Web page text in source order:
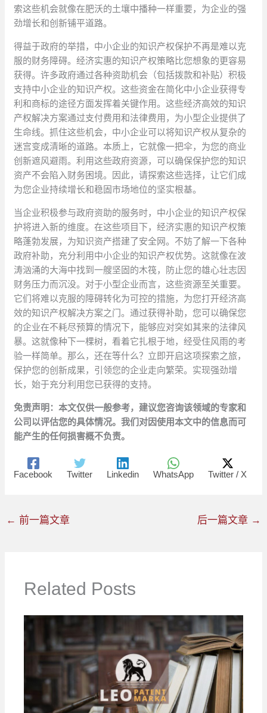
索这些机会就像在肥沃的土壤中播种一样重要，为企业的强
劲增长和创新铺平道路。
得益于政府的举措，中小企业的知识产权保护不再是难以克
服的财务障碍。经济实惠的知识产权策略比您想象的更容易
获得。许多政府通过各种资助机会（包括拨款和补贴）积极
支持中小企业的知识产权。这些资金在简化中小企业获得专
利和商标的途径方面发挥着关键作用。这些经济高效的知识
产权解决方案通过支付费用和法律费用，为小型企业提供了
生命线。抓住这些机会，中小企业可以将知识产权从复杂的
迷宫变成清晰的道路。本质上，它就像一把伞，为您的商业
创新遮风避雨。利用这些政府资源，可以确保保护您的知识
资产不会陷入财务困境。因此，请探索这些选择，让它们成
为您企业持续增长和稳固市场地位的坚实根基。
当企业积极参与政府资助的服务时，中小企业的知识产权保
护将进入新的维度。在这些项目下，经济实惠的知识产权策
略蓬勃发展，为知识资产搭建了安全网。不妨了解一下各种
政府补助，充分利用中小企业的知识产权优势。这就像在波
涛汹涌的大海中找到一艘坚固的木筏，防止您的雄心壮志因
财务压力而沉没。对于小型企业而言，这些资源至关重要。
它们将难以克服的障碍转化为可控的措施，为您打开经济高
效的知识产权解决方案之门。通过获得补助，您可以确保您
的企业在不耗尽预算的情况下，能够应对突如其来的法律风
暴。这就像种下一棵树，看着它扎根于地，经受住风雨的考
验一样简单。那么，还在等什么？立即开启这项探索之旅，
保护您的创新成果，引领您的企业走向繁荣。实现强劲增
长，始于充分利用您已获得的支持。
免责声明：本文仅供一般参考，建议您咨询该领域的专家和
公司以评估您的具体情况。我们对因使用本文中的信息而可
能产生的任何损害概不负责。
Facebook Twitter Linkedin WhatsApp Twitter / X
← 前一篇文章 后一篇文章 →
Related Posts